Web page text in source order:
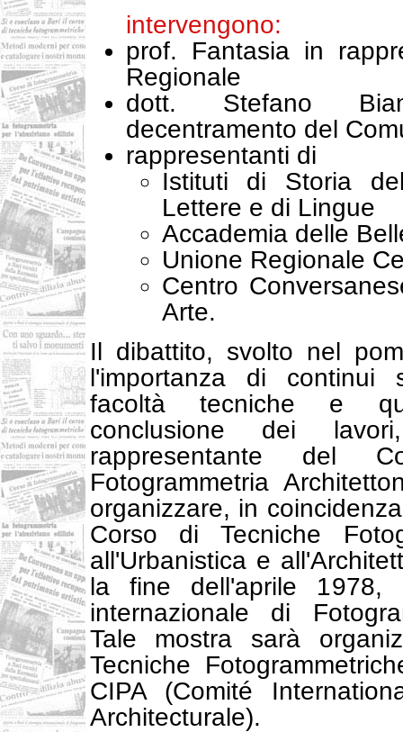
intervengono:
prof. Fantasia in
Regionale
dott. Stefano
decentramento del
rappresentanti di
Istituti di Storia
Lettere e di Lingue
Accademia delle
Unione Regionale
Centro
Arte.
Il dibattito, svolto nel
l'importanza di continui
facoltà tecniche e
conclusione dei
rappresentante del
Fotogrammetria
organizzare, in
Corso di Tecniche
all'Urbanistica e
la fine dell'aprile 1978,
internazionale di
Tale mostra sarà
Tecniche
CIPA (Comité
Architecturale).